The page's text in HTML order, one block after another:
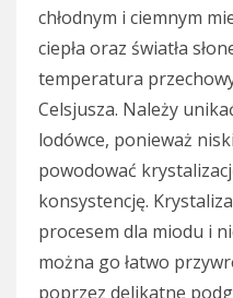
chłodnym i ciemnym
ciepła oraz światła
temperatura
Celsjusza. Należy
lodówce, ponieważ
powodować
konsystencję.
procesem dla miodu i
można go łatwo
poprzez delikatne